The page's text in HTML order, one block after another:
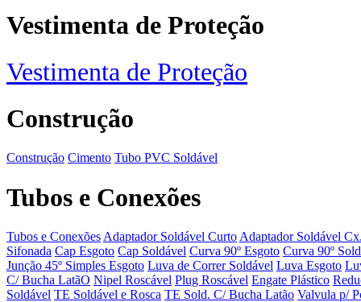
Vestimenta de Proteção
Vestimenta de Proteção
Construção
Construção Cimento Tubo PVC Soldável
Tubos e Conexões
Tubos e Conexões Adaptador Soldável Curto Adaptador Soldável
Sifonada Cap Esgoto Cap Soldável Curva 90º Esgoto Curva 90º
Junção 45º Simples Esgoto Luva de Correr Soldável Luva Esgoto
C/ Bucha LatãO Nipel Roscável Plug Roscável Engate Plástico
Soldável TE Soldável e Rosca TE Sold. C/ Bucha Latão Valvula p/